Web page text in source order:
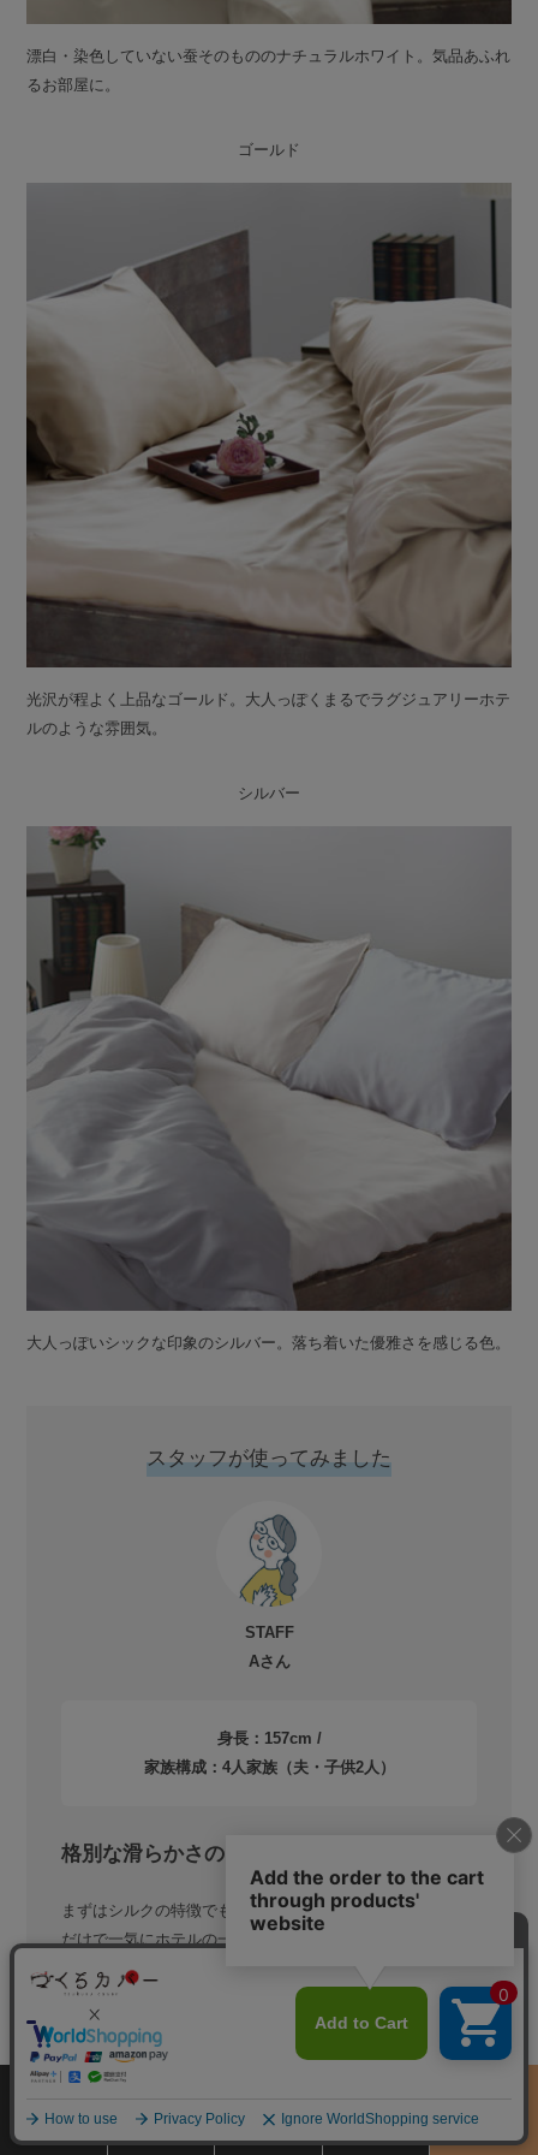
漂白・染色していない蚕そのもののナチュラルホワイト。気品あふれ
るお部屋に。
ゴールド
光沢が程よく上品なゴールド。大人っぽくまるでラグジュアリーホテ
ルのような雰囲気。
シルバー
大人っぽいシックな印象のシルバー。落ち着いた優雅さを感じる色。
スタッフが使ってみました
STAFF
Aさん
身長：157cm /
家族構成：4人家族（夫・子供2人）
格別な滑らかさのある肌触りでぐっすり！
まずはシルクの特徴でもある光沢。シルクのカバーにする
だけで一気にホテルの一室みたいな雰囲気にお部屋が変わ
りました！光沢と肌触りにも思わずうっとりしてしまいま
す。寝心地の良さも抜群で、寝返りも打ちやすいです。こ
こ最近は乾燥で敏感肌にも悩まされていたのですが、肌に
沿うような滑らかな肌触りで包み込んでくれるので肌が引
っかかるような感覚もなく気持ちよく眠ることができまし
た。
商品をさがす
サイズ
お買物ガイド カート